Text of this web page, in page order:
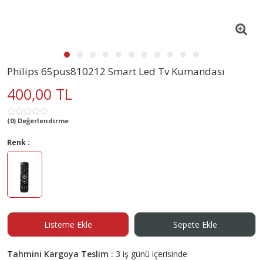
Philips 65pus810212 Smart Led Tv Kumandası
400,00 TL
(0) Değerlendirme
Renk :
Listeme Ekle Sepete Ekle
Tahmini Kargoya Teslim : 3 iş günü içerisinde